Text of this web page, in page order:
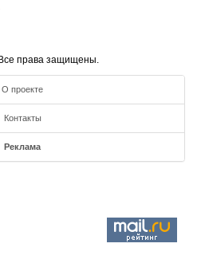
права защищены.
О проекте
Контакты
Реклама